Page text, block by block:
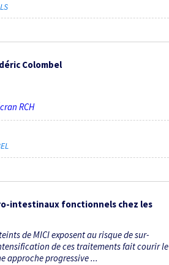
Colombel
RCH
intestinaux fonctionnels chez les
de MICI exposent au risque de sur­
de ces traitements fait courir le
approche progressive ...